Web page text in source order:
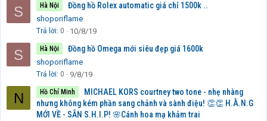
S Hà Nội Đồng hồ Rolex automatic giá chỉ 1500k ..
shoporiflame
Trả lời 0 10/8/19
S Hà Nội Đồng hồ Omega mới siêu đẹp giá 1600k
shoporiflame
Trả lời 0 9/8/19
N Hồ Chí Minh
MICHAEL KORS courtney two tone - nhẹ nhàng
nhưng không kém phần sang chảnh và sành điệu! 👏👏 H.À.N.G
MỚI VỀ - SẴN S.H.I.P! 🌸Cánh hoa mạ khảm trai